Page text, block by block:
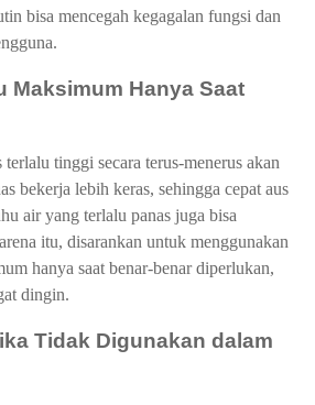
bisa mencegah kegagalan fungsi dan
Maksimum Hanya Saat
tinggi secara terus-menerus akan
bekerja lebih keras, sehingga cepat aus
air yang terlalu panas juga bisa
itu, disarankan untuk menggunakan
hanya saat benar-benar diperlukan,
dingin.
Tidak Digunakan dalam